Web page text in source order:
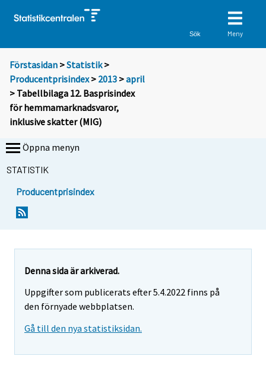
Sök Meny
Förstasidan >Statistik >
Producentprisindex> 2013 >april
> Tabellbilaga 12. Basprisindex
för hemmamarknadsvaror,
inklusive skatter (MIG)
Öppna menyn
STATISTIK
Producentprisindex
Denna sida är arkiverad.
Uppgifter som publicerats efter 5.4.2022 finns på
den förnyade webbplatsen.
Gå till den nya statistiksidan.